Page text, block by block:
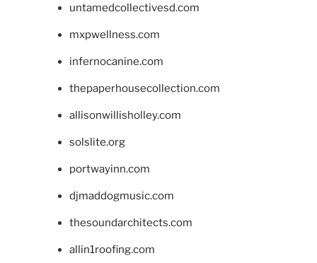
untamedcollectivesd.com
mxpwellness.com
infernocanine.com
thepaperhousecollection.com
allisonwillisholley.com
solslite.org
portwayinn.com
djmaddogmusic.com
thesoundarchitects.com
allin1roofing.com